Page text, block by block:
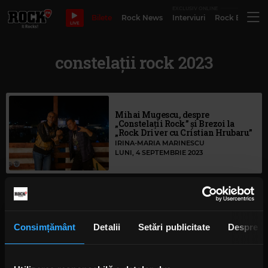
Consimțământ Detalii Setări publicitate Despre
LIVE
Bilete Rock News Interviuri Rock
constelații rock 2023
Mihai Mugescu, despre
„Constelații Rock” și Brezoi la
„Rock Driver cu Cristian Hrubaru”
IRINA-MARIA MARINESCU
LUNI, 4 SEPTEMBRIE 2023
Rock The Underground: Rana a
IRINA-MARIA MARINESCU